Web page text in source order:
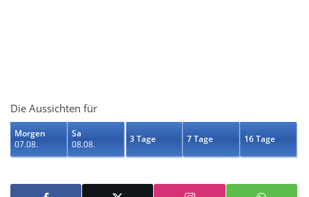
Die Aussichten für
Morgen
07.08.
Sa
08.08.
3 Tage 7 Tage 16 Tage